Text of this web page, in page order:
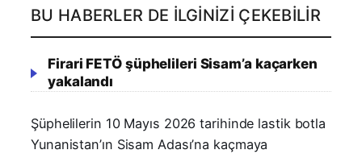
BU HABERLER DE İLGINIZI ÇEKEBILIR
Firari FETÖ şüphelileri Sisam’a kaçarken
yakalandı
Şüphelilerin 10 Mayıs 2026 tarihinde lastik botla
Yunanistan’ın Sisam Adası’na kaçmaya